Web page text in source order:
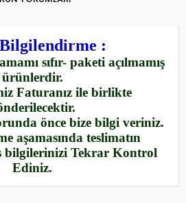
:
sıfır- paketi açılmamış
ürünlerdir.
Faturanız ile birlikte
önce bize bilgi veriniz.
aşamasında teslimatın
bilgilerinizi Tekrar Kontrol
Ediniz.